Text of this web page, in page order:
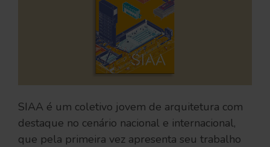
SIAA é um coletivo jovem de arquitetura com
destaque no cenário nacional e internacional,
que pela primeira vez apresenta seu trabalho